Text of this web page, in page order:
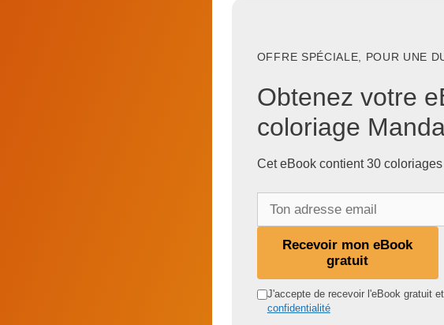
OFFRE SPÉCIALE, POUR UNE
Obtenez votre
coloriage
Cet eBook contient 30
d
r
Recevoir mon eBook
gratuit
J'accepte de recevoir l'eBook gratuit
confidentialité